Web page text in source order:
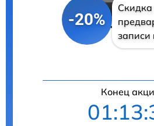
-20%
Скидка
записи
Конец